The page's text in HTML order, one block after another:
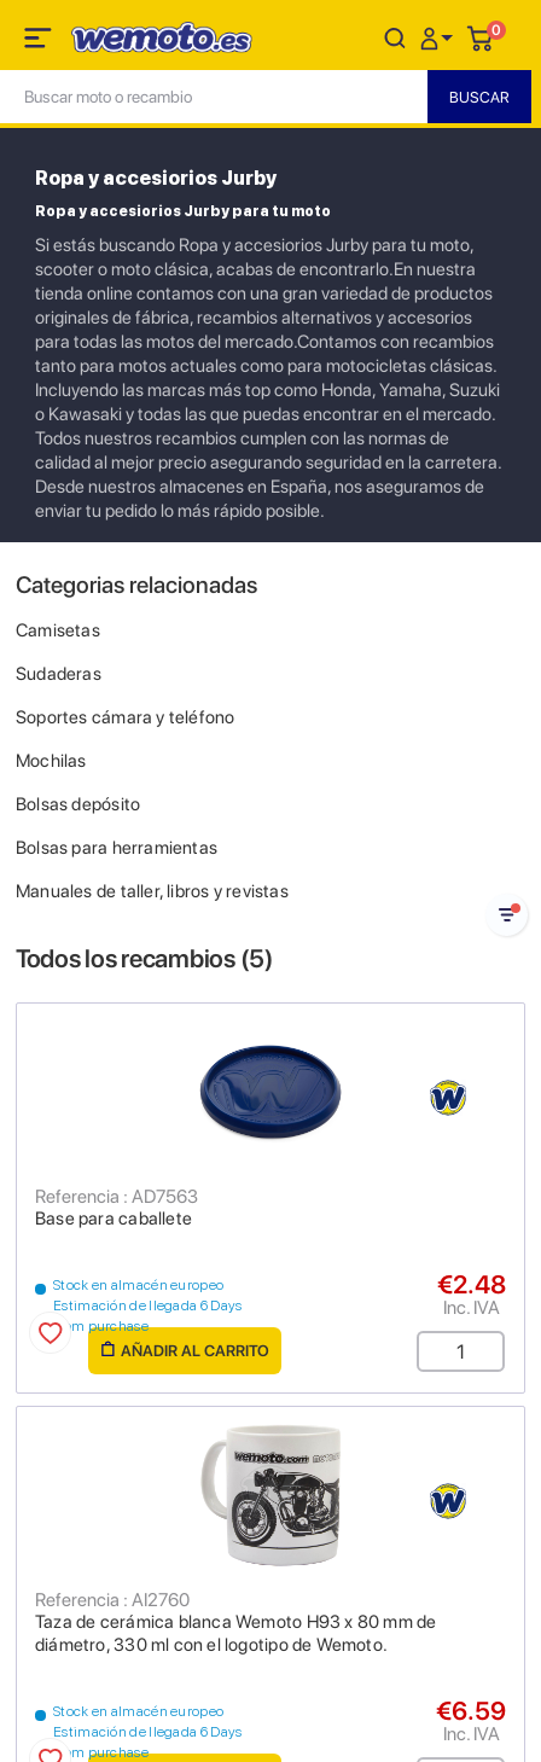
0
Ropa y accesiorios Jurby
Ropa y accesiorios Jurby para tu moto
Si estás buscando Ropa y accesiorios Jurby para tu moto,
scooter o moto clásica, acabas de encontrarlo.En nuestra
tienda online contamos con una gran variedad de productos
originales de fábrica, recambios alternativos y accesorios
para todas las motos del mercado.Contamos con recambios
tanto para motos actuales como para motocicletas clásicas.
Incluyendo las marcas más top como Honda, Yamaha, Suzuki
o Kawasaki y todas las que puedas encontrar en el mercado.
Todos nuestros recambios cumplen con las normas de
calidad al mejor precio asegurando seguridad en la carretera.
Desde nuestros almacenes en España, nos aseguramos de
enviar tu pedido lo más rápido posible.
Categorias relacionadas
Camisetas
Sudaderas
Soportes cámara y teléfono
Mochilas
Bolsas depósito
Bolsas para herramientas
Manuales de taller, libros y revistas
Todos los recambios (5)
Base para caballete
Referencia : AD7563
Stock en almacén europeo
Estimación de llegada 6 Days
from purchase
€2.48
Inc. IVA
AÑADIR AL CARRITO
Taza de cerámica blanca Wemoto H93 x 80 mm de
diámetro, 330 ml con el logotipo de Wemoto.
Referencia : AI2760
Stock en almacén europeo
Estimación de llegada 6 Days
from purchase
€6.59
Inc. IVA